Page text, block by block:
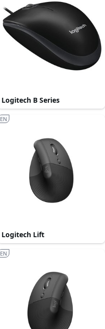
Logitech B Series
Logitech Lift
EN
EN